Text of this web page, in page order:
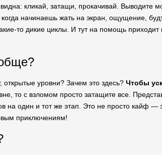
кликай, затащи, прокачивай. Выводите
когда начинаешь жать на экран, ощущение,
то дикие циклы. И тут на помощь
уровни? Зачем это здесь? Чтобы
то с взломом просто затащите все.
на один и тот же этап. Это не просто
приключениям!